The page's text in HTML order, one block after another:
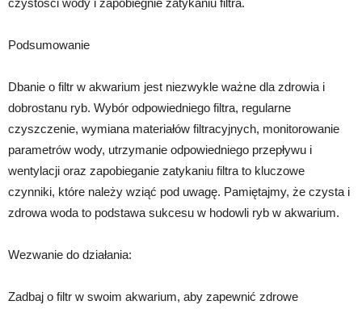
czystości wody i zapobiegnie zatykaniu filtra.
Podsumowanie
Dbanie o filtr w akwarium jest niezwykle ważne dla zdrowia i
dobrostanu ryb. Wybór odpowiedniego filtra, regularne
czyszczenie, wymiana materiałów filtracyjnych, monitorowanie
parametrów wody, utrzymanie odpowiedniego przepływu i
wentylacji oraz zapobieganie zatykaniu filtra to kluczowe
czynniki, które należy wziąć pod uwagę. Pamiętajmy, że czysta i
zdrowa woda to podstawa sukcesu w hodowli ryb w akwarium.
Wezwanie do działania:
Zadbaj o filtr w swoim akwarium, aby zapewnić zdrowe